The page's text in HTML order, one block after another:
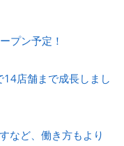
プン予定！
店舗まで成長しまし
など、働き方もより